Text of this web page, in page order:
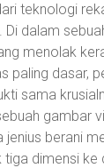
teknologi
Di dalam
menolak
paling dasar,
sama
gambar
jenius berani
tiga dimensi ke